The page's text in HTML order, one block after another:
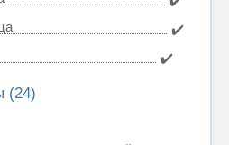
✔️
✔️
(24)